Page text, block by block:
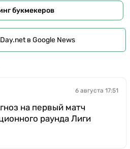
букмекеров
в Google News
6 августа 17:51
на первый матч
раунда Лиги